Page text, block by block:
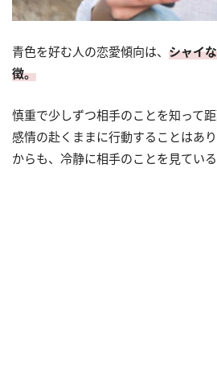
青色を好む人の恋愛傾向は、 シャイ
徴。
慎重で少しずつ相手のことを知って距
感情の赴くままに行動することはあ
からも、冷静に相手のことを見ている